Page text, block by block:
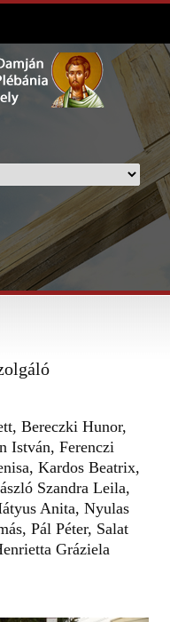
Bereczki Hunor,
István, Ferenczi
Kardos Beatrix,
Szandra Leila,
Anita, Nyulas
Pál Péter, Salat
Gráziela